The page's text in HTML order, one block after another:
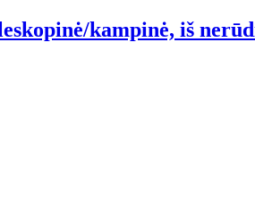
kampinė, iš